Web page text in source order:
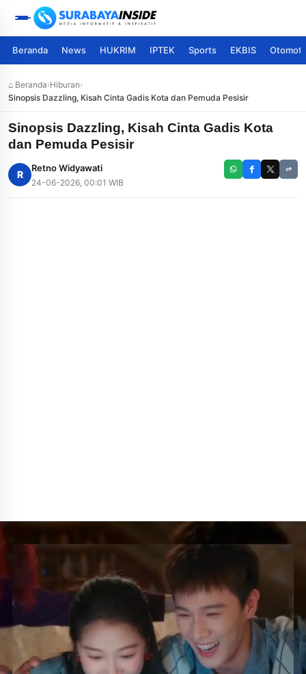
Beranda News HUKRIM IPTEK Sports EKBIS
⌂ Beranda›Hiburan›
Sinopsis Dazzling, Kisah Cinta Gadis Kota dan Pemuda Pesisir
Sinopsis Dazzling, Kisah Cinta Gadis Kota
dan Pemuda Pesisir
R
Retno Widyawati
24-06-2026, 00:01 WIB